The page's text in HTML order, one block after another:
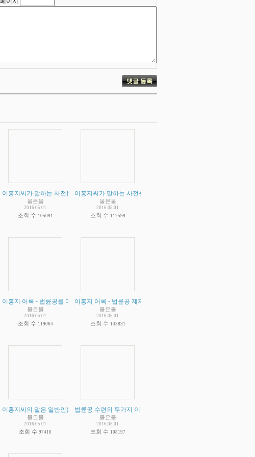
멈춘사람 있습니까? (4
아니면 절대자라고 주장 하고 있는가? 법륜병자들은 이홍지가 단순한 스승이라고 거짓말을
증거 비판 - 양복같은 옷 입은 사전문화의 주인공 굴속의 원시인
이홍지씨가 말하는 사전문화 증거 비판 - 20억년전 사전문화의 증거라고 주장하는 가봉 공
물은물
2016.05.01
조회 수 105091
이홍지씨가 말하는 사전문화 증거 비판 - 인도의 녹슬지 않는 신기
물은물
2016.05.01
조회 수 112599
점점더 심해 집니다) 정상인이 아닙니다. 무슨 근거 비스무리한것이 될만한 자료나 확보하
지의 일관성 없는 주장 (
홍지 - 공산당을 욕할게 아니라 이홍지 집단을 때려잡는 공산당을 칭찬해야 합니다.
이홍지 어록 - 법륜공을 미신이라 부르는 과학자들에 대해서 한 말입니다.
물은물
2016.05.01
조회 수 119064
이홍지 어록 - 법륜공 제자가 되면 죽음도 후회하지 않는다는 이홍
물은물
2016.05.01
조회 수 143831
들께. (2 )
들을 위한 요점정리 (2)
이홍지씨의 말은 일반인을 위한 말과 수련자를 위한 말이 따로 있다는 님의 개인적인 인식에
물은물
2016.05.01
조회 수 97410
법륜공 수련의 두가지 이슈
물은물
2016.05.01
조회 수 108197